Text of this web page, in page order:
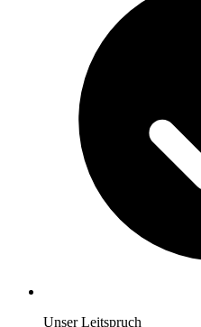
Unser Leitspruch